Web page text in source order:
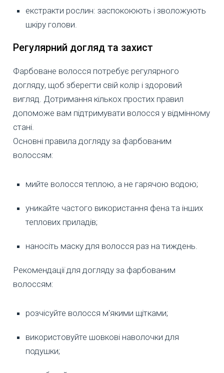
екстракти рослин: заспокоюють і зволожують
шкіру голови.
Регулярний догляд та захист
Фарбоване волосся потребує регулярного
догляду, щоб зберегти свій колір і здоровий
вигляд. Дотримання кількох простих правил
допоможе вам підтримувати волосся у відмінному
стані.
Основні правила догляду за фарбованим
волоссям:
мийте волосся теплою, а не гарячою водою;
уникайте частого використання фена та інших
теплових приладів;
наносіть маску для волосся раз на тиждень.
Рекомендації для догляду за фарбованим
волоссям:
розчісуйте волосся м'якими щітками;
використовуйте шовкові наволочки для
подушки;